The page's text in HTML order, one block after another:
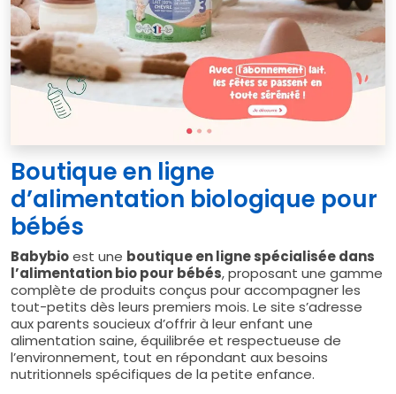
Boutique en ligne
d’alimentation biologique pour
bébés
Babybioest une boutique en ligne spécialisée dans
l’alimentation bio pour bébés, proposant une gamme
complète de produits conçus pour accompagner les
tout-petits dès leurs premiers mois. Le site s’adresse
aux parents soucieux d’offrir à leur enfant une
alimentation saine, équilibrée et respectueuse de
l’environnement, tout en répondant aux besoins
nutritionnels spécifiques de la petite enfance.